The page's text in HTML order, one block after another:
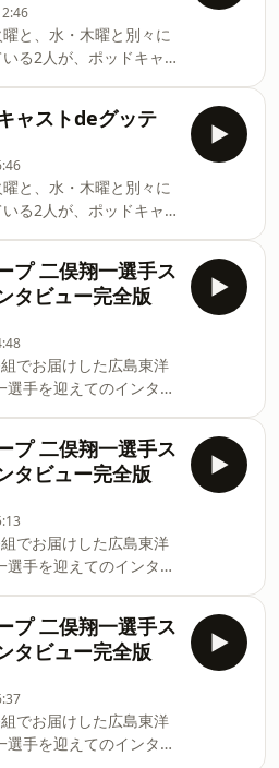
ご予定などもお話も。
と、水・木曜と別々に
る2人が、ポッドキャ
愛実さん、木曜を杉岡
度に備えて、新しい番
した。実際のCM収録の
さい。
ャストdeグッテ
と、水・木曜と別々に
る2人が、ポッドキャ
改めて、2026年にやっ
会」！！既に番組など
もありますが、改めて
ことを整理しました。
ャレンンジできたかを
で答え合わせをし
プ 二俣翔一選手ス
タビュー完全版
でお届けした広島東洋
選手を迎えてのインタビ
ての開幕スタメンを勝
シーズンを振り返っても
年12月に収録した
プ 二俣翔一選手ス
タビュー完全版
でお届けした広島東洋
選手を迎えてのインタビ
までを過ごした静岡で
球を始めたエピソード
きました。 ※2025年
様になります。
プ 二俣翔一選手ス
タビュー完全版
でお届けした広島東洋
選手を迎えてのインタビ